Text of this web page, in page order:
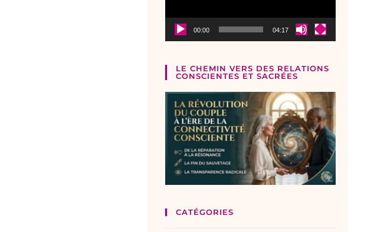
00:00 04:17
LE CHEMIN VERS DES RELATIONS
CONSCIENTES ET SACRÉES
CATÉGORIES